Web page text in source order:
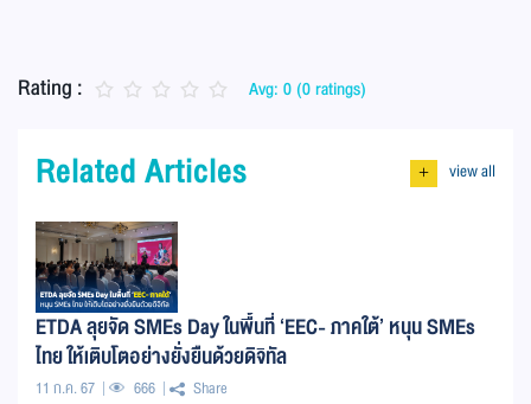
Rating : Avg: 0 (0 ratings)
Related Articles + view all
ETDA ลุยจัด SMEs Day ในพื้นที่ ‘EEC- ภาคใต้’ หนุน SMEs
ไทย ให้เติบโตอย่างยั่งยืนด้วยดิจิทัล
11 ก.ค. 67 666 Share